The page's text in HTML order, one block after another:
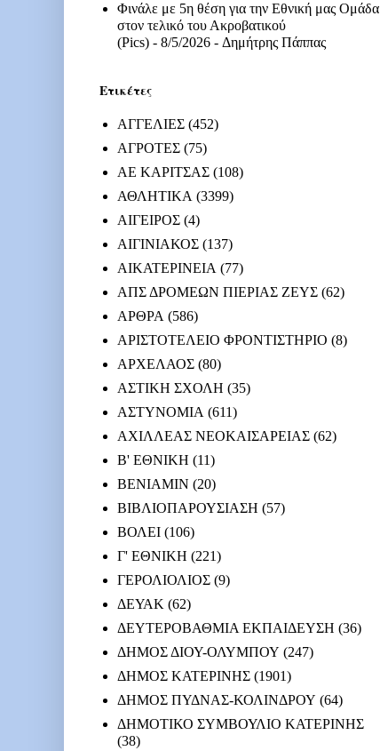
Φινάλε με 5η θέση για την Εθνική μας Ομάδα
στον τελικό του Ακροβατικού
(Pics) - 8/5/2026 - Δημήτρης Πάππας
Ετικέτες
ΑΓΓΕΛΙΕΣ (452)
ΑΓΡΟΤΕΣ (75)
ΑΕ ΚΑΡΙΤΣΑΣ (108)
ΑΘΛΗΤΙΚΑ (3399)
ΑΙΓΕΙΡΟΣ (4)
ΑΙΓΙΝΙΑΚΟΣ (137)
ΑΙΚΑΤΕΡΙΝΕΙΑ (77)
ΑΠΣ ΔΡΟΜΕΩΝ ΠΙΕΡΙΑΣ ΖΕΥΣ (62)
ΑΡΘΡΑ (586)
ΑΡΙΣΤΟΤΕΛΕΙΟ ΦΡΟΝΤΙΣΤΗΡΙΟ (8)
ΑΡΧΕΛΑΟΣ (80)
ΑΣΤΙΚΗ ΣΧΟΛΗ (35)
ΑΣΤΥΝΟΜΙΑ (611)
ΑΧΙΛΛΕΑΣ ΝΕΟΚΑΙΣΑΡΕΙΑΣ (62)
Β' ΕΘΝΙΚΗ (11)
ΒΕΝΙΑΜΙΝ (20)
ΒΙΒΛΙΟΠΑΡΟΥΣΙΑΣΗ (57)
ΒΟΛΕΙ (106)
Γ' ΕΘΝΙΚΗ (221)
ΓΕΡΟΛΙΟΛΙΟΣ (9)
ΔΕΥΑΚ (62)
ΔΕΥΤΕΡΟΒΑΘΜΙΑ ΕΚΠΑΙΔΕΥΣΗ (36)
ΔΗΜΟΣ ΔΙΟΥ-ΟΛΥΜΠΟΥ (247)
ΔΗΜΟΣ ΚΑΤΕΡΙΝΗΣ (1901)
ΔΗΜΟΣ ΠΥΔΝΑΣ-ΚΟΛΙΝΔΡΟΥ (64)
ΔΗΜΟΤΙΚΟ ΣΥΜΒΟΥΛΙΟ ΚΑΤΕΡΙΝΗΣ
(38)